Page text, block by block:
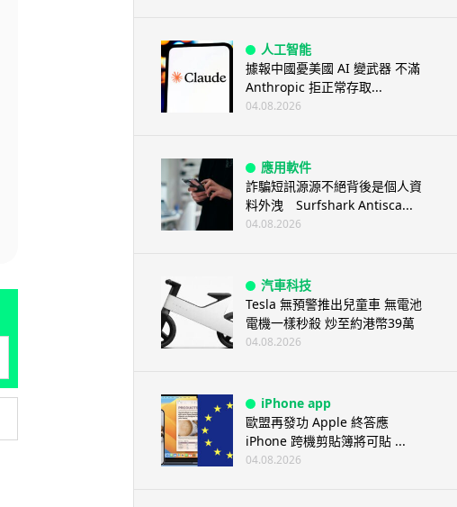
人工智能
據報中國憂美國 AI 變武器 不滿
Anthropic 拒正常存取...
04.08.2026
應用軟件
詐騙短訊源源不絕背後是個人資
料外洩 Surfshark Antisca...
04.08.2026
汽車科技
Tesla 無預警推出兒童車 無電池
電機一樣秒殺 炒至約港幣39萬
04.08.2026
iPhone app
歐盟再發功 Apple 終答應
iPhone 跨機剪貼簿將可貼 ...
04.08.2026